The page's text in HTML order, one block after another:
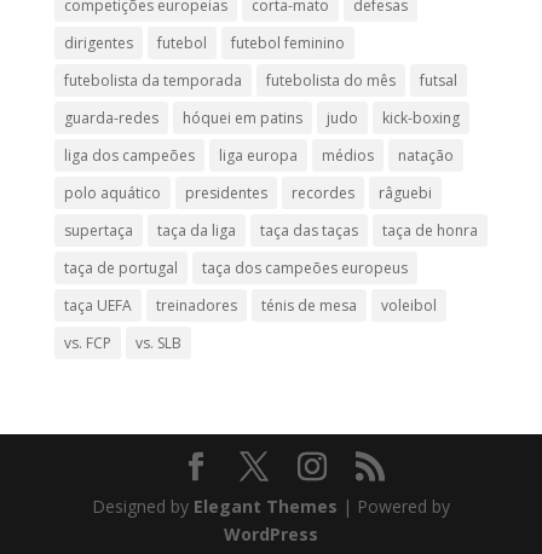
competições europeias
corta-mato
defesas
dirigentes
futebol
futebol feminino
futebolista da temporada
futebolista do mês
futsal
guarda-redes
hóquei em patins judo
kick-boxing
liga dos campeões
liga europa médios
natação
polo aquático
presidentes recordes
râguebi
supertaça
taça da liga taça das taças
taça de honra
taça de portugal
taça dos campeões europeus
taça UEFA
treinadores ténis de mesa
voleibol
vs. FCP
vs. SLB
Designed by Elegant Themes | Powered by
WordPress